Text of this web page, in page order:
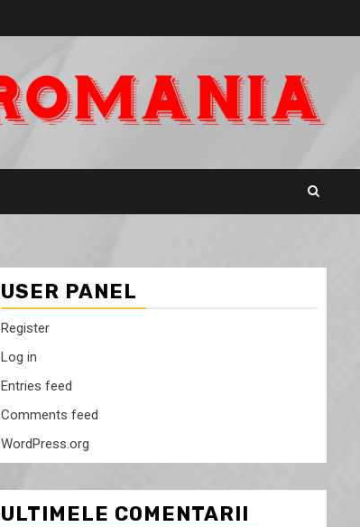
USER PANEL
Register
Log in
Entries feed
Comments feed
WordPress.org
ULTIMELE COMENTARII